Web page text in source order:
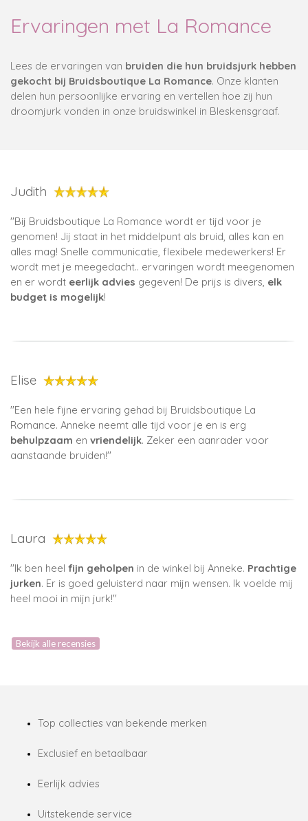
Ervaringen met La Romance
Lees de ervaringen van bruiden die hun bruidsjurk hebben
gekocht bij Bruidsboutique La Romance. Onze klanten
delen hun persoonlijke ervaring en vertellen hoe zij hun
droomjurk vonden in onze bruidswinkel in Bleskensgraaf.
Judith
''Bij Bruidsboutique La Romance wordt er tijd voor je
genomen! Jij staat in het middelpunt als bruid, alles kan en
alles mag! Snelle communicatie, flexibele medewerkers! Er
wordt met je meegedacht.. ervaringen wordt meegenomen
en er wordt eerlijk advies gegeven! De prijs is divers, elk
budget is mogelijk!
Elise
''Een hele fijne ervaring gehad bij Bruidsboutique La
Romance. Anneke neemt alle tijd voor je en is erg
behulpzaam en vriendelijk. Zeker een aanrader voor
aanstaande bruiden!''
Laura
''Ik ben heel fijn geholpen in de winkel bij Anneke. Prachtige
jurken. Er is goed geluisterd naar mijn wensen. Ik voelde mij
heel mooi in mijn jurk!''
Bekijk alle recensies
Top collecties van bekende merken
Exclusief en betaalbaar
Eerlijk advies
Uitstekende service